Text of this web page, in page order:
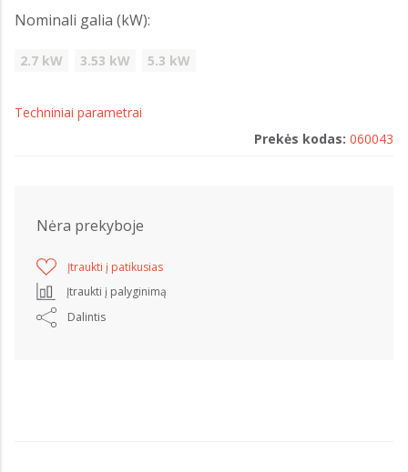
Nominali galia (kW):
2.7 kW 3.53 kW 5.3 kW
Techniniai parametrai
Prekės kodas: 060043
Nėra prekyboje
Įtraukti į patikusias
Įtraukti į palyginimą
Dalintis